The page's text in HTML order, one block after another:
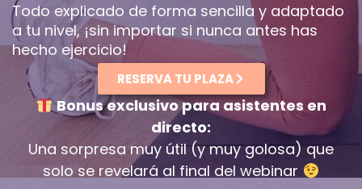
Todo explicado de forma sencilla y adaptado
a tu nivel, ¡sin importar si nunca antes has
hecho ejercicio!
RESERVA TU PLAZA
Bonus exclusivo para asistentes en
directo:
Una sorpresa muy útil (y muy golosa) que
solo se revelará al final del webinar